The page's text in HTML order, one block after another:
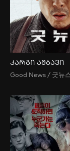
კარგი ამბავი